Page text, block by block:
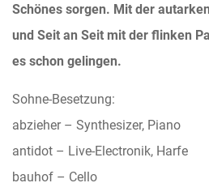
Schönes sorgen. Mit der
und Seit an Seit mit der flinken
es schon gelingen.
Sohne-Besetzung:
abzieher – Synthesizer, Piano
antidot – Live-Electronik, Harfe
bauhof – Cello